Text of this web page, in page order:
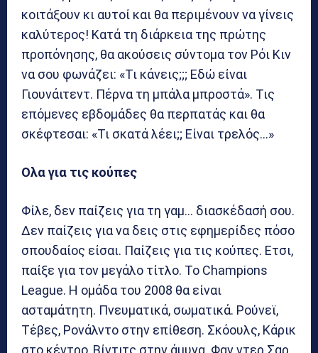
κοιτάξουν κι αυτοί και θα περιμένουν να γίνεις
καλύτερος! Κατά τη διάρκεια της πρώτης
προπόνησης, θα ακούσεις σύντομα τον Ρόι Κιν
να σου φωνάζει: «Τι κάνεις;;; Εδώ είναι
Γιουνάιτεντ. Πέρνα τη μπάλα μπροστά». Τις
επόμενες εβδομάδες θα περπατάς και θα
σκέφτεσαι: «Τι σκατά λέει;; Είναι τρελός…»
Ολα για τις κούπες
Φίλε, δεν παίζεις για τη γαμ… διασκέδασή σου.
Δεν παίζεις για να δεις στις εφημερίδες πόσο
σπουδαίος είσαι. Παίζεις για τις κούπες. Ετσι,
παίξε για τον μεγάλο τίτλο. Το Champions
League. H ομάδα του 2008 θα είναι
ασταμάτητη. Πνευματικά, σωματικά. Ρούνεϊ,
Τέβες, Ρονάλντο στην επίθεση. Σκόουλς, Κάρικ
στο κέντρο, Βίντιτς στην άμυνα. Φαν ντερ Σαρ